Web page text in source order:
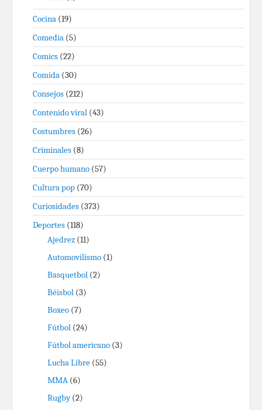
Cocina (19)
Comedia (5)
Comics (22)
Comida (30)
Consejos (212)
Contenido viral (43)
Costumbres (26)
Criminales (8)
Cuerpo humano (57)
Cultura pop (70)
Curiosidades (373)
Deportes (118)
Ajedrez (11)
Automovilismo (1)
Basquetbol (2)
Béisbol (3)
Boxeo (7)
Fútbol (24)
Fútbol americano (3)
Lucha Libre (55)
MMA (6)
Rugby(2)